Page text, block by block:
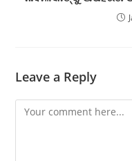
Leave a Reply